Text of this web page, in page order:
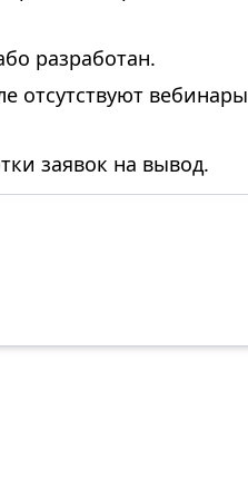
разработан.
отсутствуют вебинары
заявок на вывод.